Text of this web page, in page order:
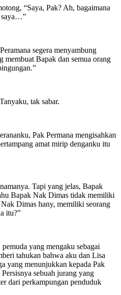
“Saya, Pak? Ah, bagaimana
saya…”
segera menyambung
membuat Bapak dan semua orang
tak sabar.
Pak Permana mengisahkan
amat mirip denganku itu
Tapi yang jelas, Bapak
Bapak Nak Dimas tidak memiliki
Dimas hany, memiliki seorang
itu?”
yang mengaku sebagai
tahukan bahwa aku dan Lisa
yang menunjukkan kepada Pak
sebuah jurang yang
dari perkampungan penduduk